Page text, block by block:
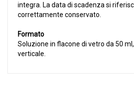
integra. La data di scadenza si
correttamente conservato.
Formato
Soluzione in flacone di vetro da 50
verticale.